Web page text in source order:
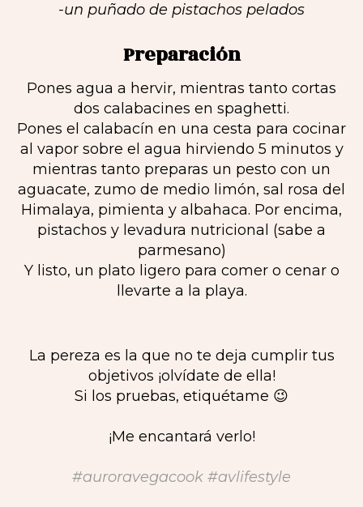
-un puñado de pistachos pelados
Preparación
Pones agua a hervir, mientras tanto cortas
dos calabacines en spaghetti.
Pones el calabacín en una cesta para cocinar
al vapor sobre el agua hirviendo 5 minutos y
mientras tanto preparas un pesto con un
aguacate, zumo de medio limón, sal rosa del
Himalaya, pimienta y albahaca. Por encima,
pistachos y levadura nutricional (sabe a
parmesano)
Y listo, un plato ligero para comer o cenar o
llevarte a la playa.
La pereza es la que no te deja cumplir tus
objetivos ¡olvídate de ella!
Si los pruebas, etiquétame 😉
¡Me encantará verlo!
#auroravegacook #avlifestyle